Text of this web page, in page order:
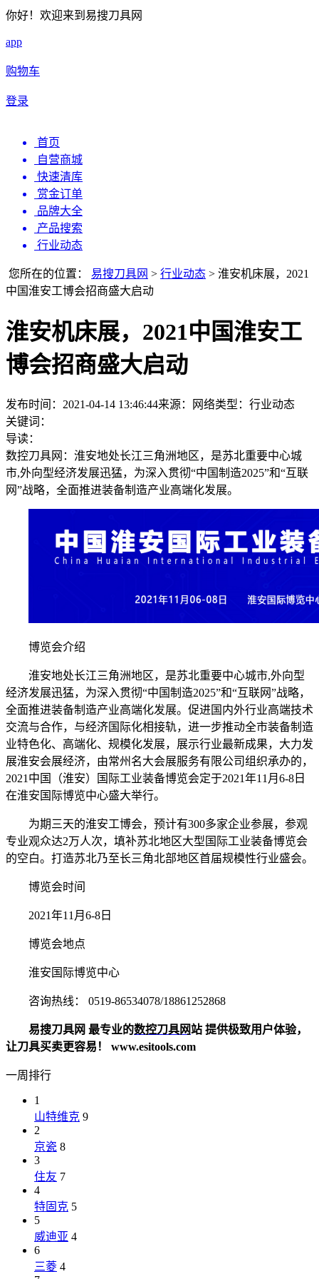
你好！欢迎来到易搜刀具网
app
购物车
登录
首页
自营商城
快速清库
赏金订单
品牌大全
产品搜索
行业动态
您所在的位置： 易搜刀具网 > 行业动态 > 淮安机床展，2021
中国淮安工博会招商盛大启动
淮安机床展，2021中国淮安工
博会招商盛大启动
发布时间：2021-04-14 13:46:44来源：网络类型： 行业动态
关键词：
导读：
数控刀具网：淮安地处长江三角洲地区，是苏北重要中心城
市,外向型经济发展迅猛，为深入贯彻“中国制造2025”和“互联
网”战略，全面推进装备制造产业高端化发展。
博览会介绍
淮安地处长江三角洲地区，是苏北重要中心城市,外向型
经济发展迅猛，为深入贯彻“中国制造2025”和“互联网”战略，
全面推进装备制造产业高端化发展。促进国内外行业高端技术
交流与合作，与经济国际化相接轨，进一步推动全市装备制造
业特色化、高端化、规模化发展，展示行业最新成果，大力发
展淮安会展经济，由常州名大会展服务有限公司组织承办的，
2021中国（淮安）国际工业装备博览会定于2021年11月6-8日
在淮安国际博览中心盛大举行。
为期三天的淮安工博会，预计有300多家企业参展，参观
专业观众达2万人次，填补苏北地区大型国际工业装备博览会
的空白。打造苏北乃至长三角北部地区首届规模性行业盛会。
博览会时间
2021年11月6-8日
博览会地点
淮安国际博览中心
咨询热线： 0519-86534078/18861252868
易搜刀具网 最专业的数控刀具网站 提供极致用户体验，
让刀具买卖更容易！ www.esitools.com
一周排行
1
山特维克 9
2
京瓷 8
3
住友 7
4
特固克 5
5
威迪亚 4
6
三菱 4